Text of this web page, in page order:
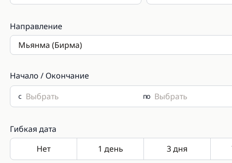
Направление
Начало / Окончание
с по
Гибкая дата